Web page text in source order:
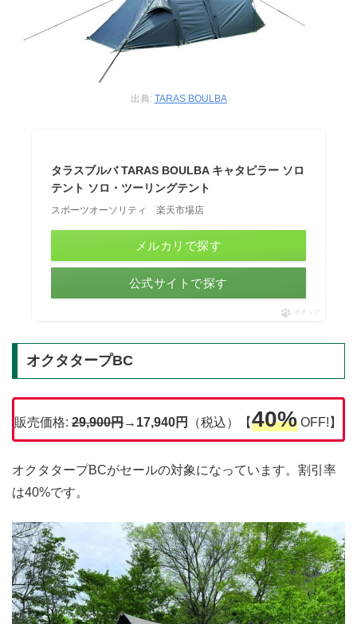
出典: TARAS BOULBA
タラスブルバ TARAS BOULBA キャタピラー ソロ
テント ソロ・ツーリングテント
スポーツオーソリティ 楽天市場店
メルカリで探す
公式サイトで探す
ポチップ
オクタタープBC
販売価格: 29,900円→17,940円 （税込）【40% OFF!】
オクタタープBCがセールの対象になっています。割引率
は40%です。